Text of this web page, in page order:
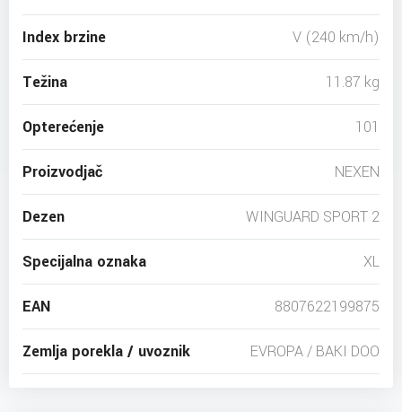
Index brzine V (240 km/h)
Težina 11.87 kg
Opterećenje 101
Proizvodjač NEXEN
Dezen WINGUARD SPORT 2
Specijalna oznaka XL
EAN 8807622199875
Zemlja porekla / uvoznik EVROPA / BAKI DOO